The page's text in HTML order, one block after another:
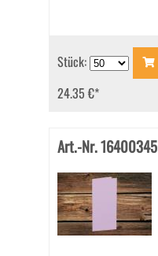
Stück:
24.35 €*
Art.-Nr. 16400345